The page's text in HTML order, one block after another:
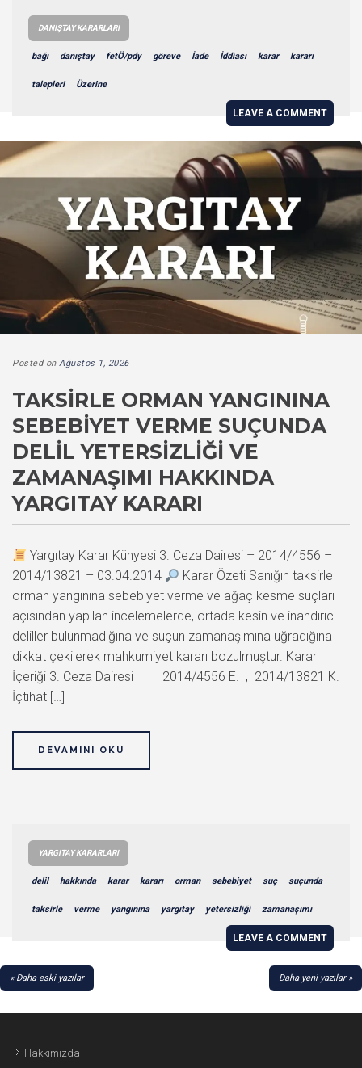
DANIŞTAY KARARLARI
bağı danıştay fetÖ/pdy göreve İade İddiası karar kararı
talepleri Üzerine
LEAVE A COMMENT
Posted on Ağustos 1, 2026
TAKSIRLE ORMAN YANGININA
SEBEBIYET VERME SUÇUNDA
DELIL YETERSIZLIĞI VE
ZAMANAŞIMI HAKKINDA
YARGITAY KARARI
Yargıtay Karar Künyesi 3. Ceza Dairesi – 2014/4556 –
2014/13821 – 03.04.2014
Karar Özeti Sanığın taksirle
orman yangınına sebebiyet verme ve ağaç kesme suçları
açısından yapılan incelemelerde, ortada kesin ve inandırıcı
deliller bulunmadığına ve suçun zamanaşımına uğradığına
dikkat çekilerek mahkumiyet kararı bozulmuştur. Karar
İçeriği 3. Ceza Dairesi 2014/4556 E. , 2014/13821 K.
İçtihat […]
DEVAMINI OKU
YARGITAY KARARLARI
delil hakkında karar kararı orman sebebiyet suç suçunda
taksirle verme yangınına yargıtay yetersizliği zamanaşımı
LEAVE A COMMENT
YAZI
Daha eski yazılar Daha yeni yazılar
Hakkımızda